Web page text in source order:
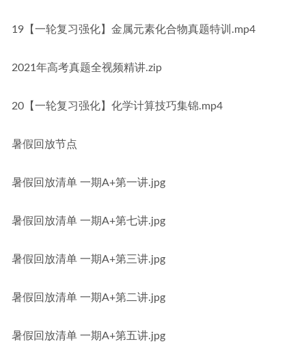
19【一轮复习强化】金属元素化合物真题特训.mp4
2021年高考真题全视频精讲.zip
20【一轮复习强化】化学计算技巧集锦.mp4
暑假回放节点
暑假回放清单 一期A+第一讲.jpg
暑假回放清单 一期A+第七讲.jpg
暑假回放清单 一期A+第三讲.jpg
暑假回放清单 一期A+第二讲.jpg
暑假回放清单 一期A+第五讲.jpg